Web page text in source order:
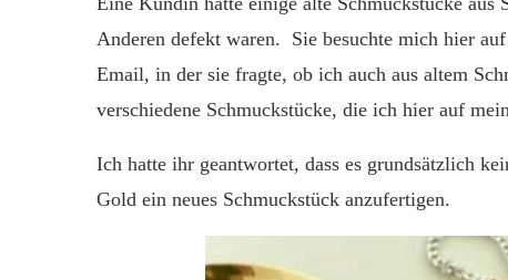
Anderen defekt waren. Sie besuchte mich hier
Email, in der sie fragte, ob ich auch aus altem
verschiedene Schmuckstücke, die ich hier auf
Ich hatte ihr geantwortet, dass es grundsätzlich
Gold ein neues Schmuckstück anzufertigen.